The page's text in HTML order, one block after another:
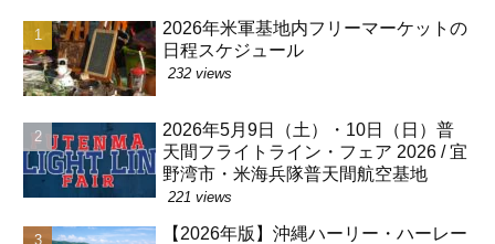
2026年米軍基地内フリーマーケットの
日程スケジュール
232 views
2026年5月9日（土）・10日（日）普
天間フライトライン・フェア 2026 / 宜
野湾市・米海兵隊普天間航空基地
221 views
【2026年版】沖縄ハーリー・ハーレー